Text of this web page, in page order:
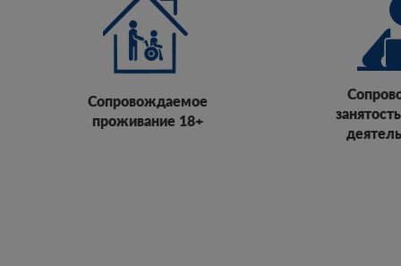
Сопровождаемое
проживание 18+